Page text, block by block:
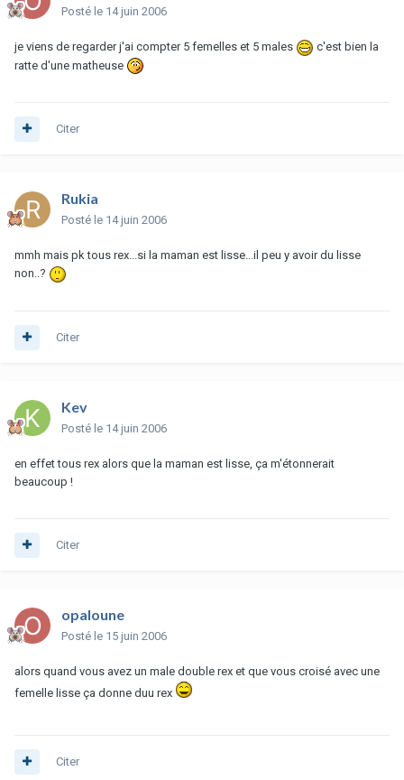
Posté le 14 juin 2006
je viens de regarder j'ai compter 5 femelles et 5 males
c'est bien la
ratte d'une matheuse
Citer
Rukia
Posté le 14 juin 2006
mmh mais pk tous rex...si la maman est lisse...il peu y avoir du lisse
non..?
Citer
Kev
Posté le 14 juin 2006
en effet tous rex alors que la maman est lisse, ça m'étonnerait
beaucoup !
Citer
opaloune
Posté le 15 juin 2006
alors quand vous avez un male double rex et que vous croisé avec une
femelle lisse ça donne duu rex
Citer